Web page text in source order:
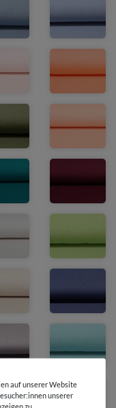
auf unserer Website
unserer
zu